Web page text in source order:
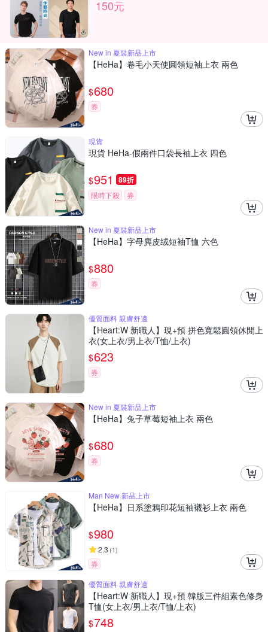
150元
New in 夏裝新品上市
【HeHa】卷毛小天使圓領短袖上衣 兩色
$680
券
現貨
現貨 HeHa-假兩件口袋長袖上衣 四色
$951 89折
限時下殺 券
New in 夏裝新品上市
【HeHa】字母麂皮绒短袖T恤 六色
$880
券
優質面料 親膚舒適
【Heart:W 新職人】現+預 拼色寬鬆圓領休閒上
衣(女上衣/男上衣/T恤/上衣)
$623
券
New in 夏裝新品上市
【HeHa】兔子草莓短袖上衣 兩色
$680
券
Man New 新品上市
【HeHa】日系塗鴉印花短袖襯衫上衣 兩色
$980
2.3 (1)
券
優質面料 親膚舒適
【Heart:W 新職人】現+預 韓版三件組素色修身
T恤(女上衣/男上衣/T恤/上衣)
$748